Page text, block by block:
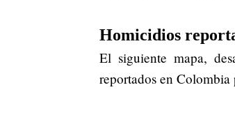
Homicidios
El siguiente mapa,
reportados en